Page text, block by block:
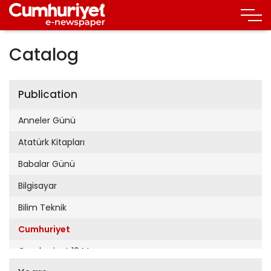
Catalog
Publication
Anneler Günü
Atatürk Kitapları
Babalar Günü
Bilgisayar
Bilim Teknik
Cumhuriyet
Cumhuriyet 19 Mayıs